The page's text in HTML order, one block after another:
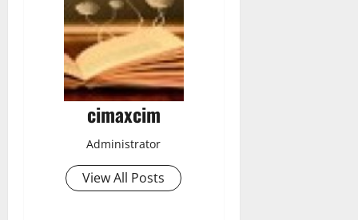
cimaxcim
Administrator
View All Posts